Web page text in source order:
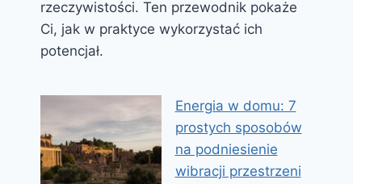
rzeczywistości. Ten przewodnik pokaże
Ci, jak w praktyce wykorzystać ich
potencjał.
Energia w domu: 7
prostych sposobów
na podniesienie
wibracji przestrzeni